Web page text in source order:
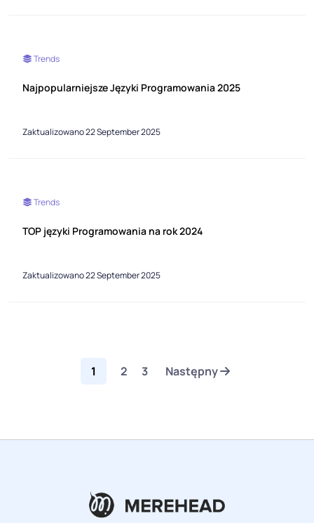
Trends
Najpopularniejsze Języki Programowania 2025
Zaktualizowano 22 September 2025
Trends
TOP języki Programowania na rok 2024
Zaktualizowano 22 September 2025
1 2 3 Następny